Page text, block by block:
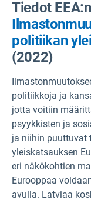
Tiedot
politiikan
(2022)
politiikkoja ja
jotta voitiin
psyykkisten ja
ja niihin puuttuvat
yleiskatsauksen
eri näkökohtien
Eurooppaa
avulla. Latviaa